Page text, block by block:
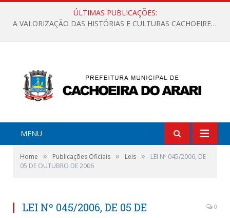
ÚLTIMAS PUBLICAÇÕES:
A VALORIZAÇÃO DAS HISTÓRIAS E CULTURAS CACHOEIRENSES
MENU
Home » Publicações Oficiais » Leis »
LEI Nº 045/2006, DE
05 DE OUTUBRO DE 2006
LEI Nº 045/2006, DE 05 DE
0